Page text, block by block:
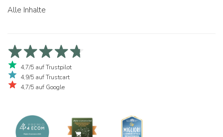
Alle Inhalte
4,7/5 auf Trustpilot
4,9/5 auf Trustcart
4,7/5 auf Google